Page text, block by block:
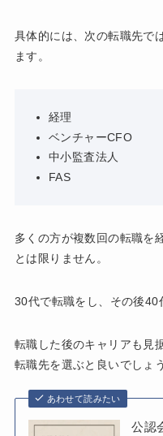
具体的には、次の転職先で
ます。
経理
ベンチャーCFO
中小監査法人
FAS
多くの方が複数回の転職を
とは限りません。
30代で転職をし、その後40
転職した後のキャリアも見
転職先を選ぶと良いでしょう
あわせて読みたい
公認